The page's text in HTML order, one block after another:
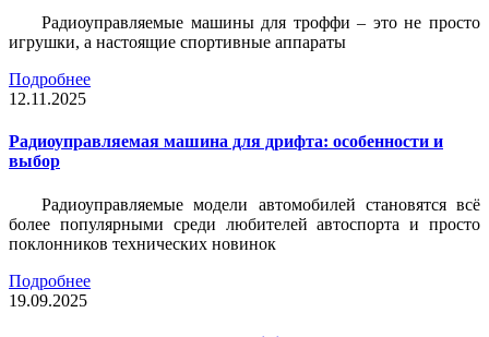
Радиоуправляемые машины для троффи – это не просто
игрушки, а настоящие спортивные аппараты
Подробнее
12.11.2025
Радиоуправляемая машина для дрифта: особенности и
выбор
Радиоуправляемые модели автомобилей становятся всё
более популярными среди любителей автоспорта и просто
поклонников технических новинок
Подробнее
19.09.2025